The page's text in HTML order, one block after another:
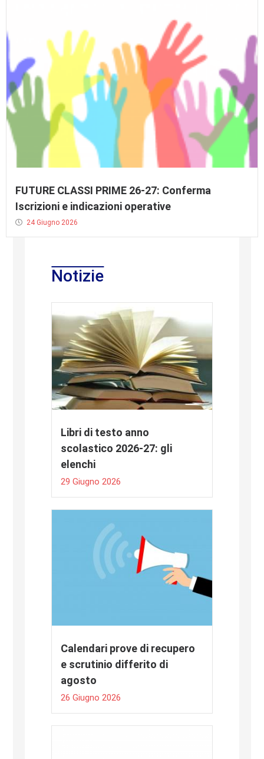
FUTURE CLASSI PRIME 26-27: Conferma
Iscrizioni e indicazioni operative
24 Giugno 2026
Notizie
Libri di testo anno
scolastico 2026-27: gli
elenchi
29 Giugno 2026
Calendari prove di recupero
e scrutinio differito di
agosto
26 Giugno 2026